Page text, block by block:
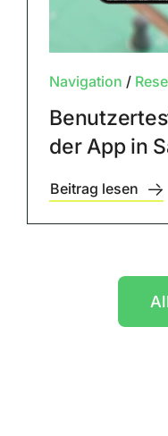
Navigation /
der App in
Beitrag lesen